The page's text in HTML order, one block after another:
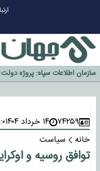
گزینه جدایی اوسمار روی میز
آیا رئیس جمهور آمریکا قانون را
اخراج رسمی چهره نامدار از
سازمان اطلاعات سپاه: پروژه
خورد
۷۴۲۵۹ ۱۴ خرداد ۱۴۰۴
خانه
سیاست
توافق روسیه و